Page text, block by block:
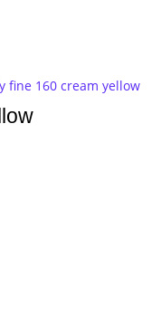
fine 160 cream yellow